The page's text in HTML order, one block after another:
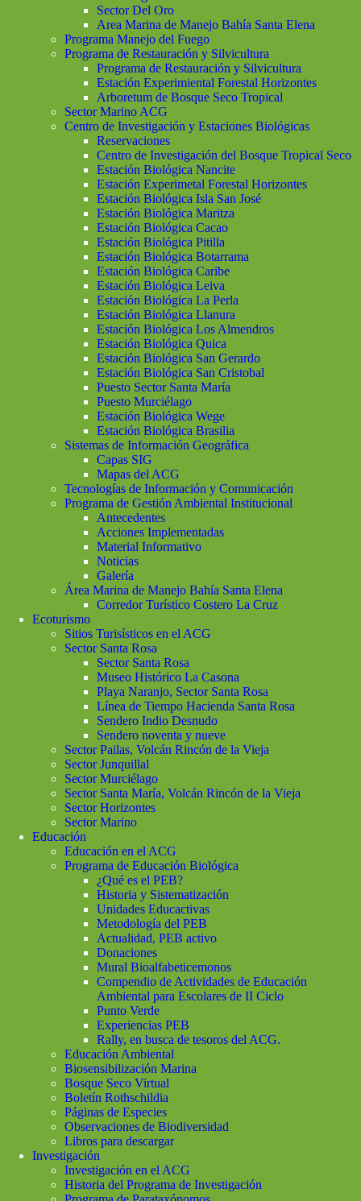
Sector Del Oro
Area Marina de Manejo Bahía Santa Elena
Programa Manejo del Fuego
Programa de Restauración y Silvicultura
Programa de Restauración y Silvicultura
Estación Experimiental Forestal Horizontes
Arboretum de Bosque Seco Tropical
Sector Marino ACG
Centro de Investigación y Estaciones Biológicas
Reservaciones
Centro de Investigación del Bosque Tropical Seco
Estación Biológica Nancite
Estación Experimetal Forestal Horizontes
Estación Biológica Isla San José
Estación Biológica Maritza
Estación Biológica Cacao
Estación Biológica Pitilla
Estación Biológica Botarrama
Estación Biológica Caribe
Estación Biológica Leiva
Estación Biológica La Perla
Estación Biológica Llanura
Estación Biológica Los Almendros
Estación Biológica Quica
Estación Biológica San Gerardo
Estación Biológica San Cristobal
Puesto Sector Santa María
Puesto Murciélago
Estación Biológica Wege
Estación Biológica Brasilia
Sistemas de Información Geográfica
Capas SIG
Mapas del ACG
Tecnologías de Información y Comunicación
Programa de Gestión Ambiental Institucional
Antecedentes
Acciones Implementadas
Material Informativo
Noticias
Galería
Área Marina de Manejo Bahía Santa Elena
Corredor Turístico Costero La Cruz
Ecoturismo
Sitios Turisísticos en el ACG
Sector Santa Rosa
Sector Santa Rosa
Museo Histórico La Casona
Playa Naranjo, Sector Santa Rosa
Línea de Tiempo Hacienda Santa Rosa
Sendero Indio Desnudo
Sendero noventa y nueve
Sector Pailas, Volcán Rincón de la Vieja
Sector Junquillal
Sector Murciélago
Sector Santa María, Volcán Rincón de la Vieja
Sector Horizontes
Sector Marino
Educación
Educación en el ACG
Programa de Educación Biológica
¿Qué es el PEB?
Historia y Sistematización
Unidades Educactivas
Metodología del PEB
Actualidad, PEB activo
Donaciones
Mural Bioalfabeticemonos
Compendio de Actividades de Educación
Ambiental para Escolares de II Ciclo
Punto Verde
Experiencias PEB
Rally, en busca de tesoros del ACG.
Educación Ambiental
Biosensibilización Marina
Bosque Seco Virtual
Boletín Rothschildia
Páginas de Especies
Observaciones de Biodiversidad
Libros para descargar
Investigación
Investigación en el ACG
Historia del Programa de Investigación